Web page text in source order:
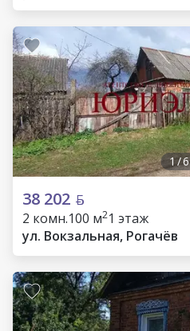
1/6
38 202
2 комн.100 м21 этаж
ул. Вокзальная, Рогачёв